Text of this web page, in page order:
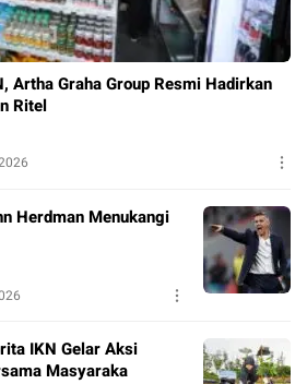
Artha Graha Group Resmi Hadirkan
Ritel
Herdman Menukangi
IKN Gelar Aksi
Masyaraka